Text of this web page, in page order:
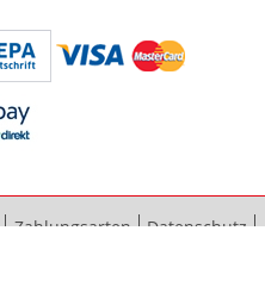
Zahlungsarten
Datenschutz